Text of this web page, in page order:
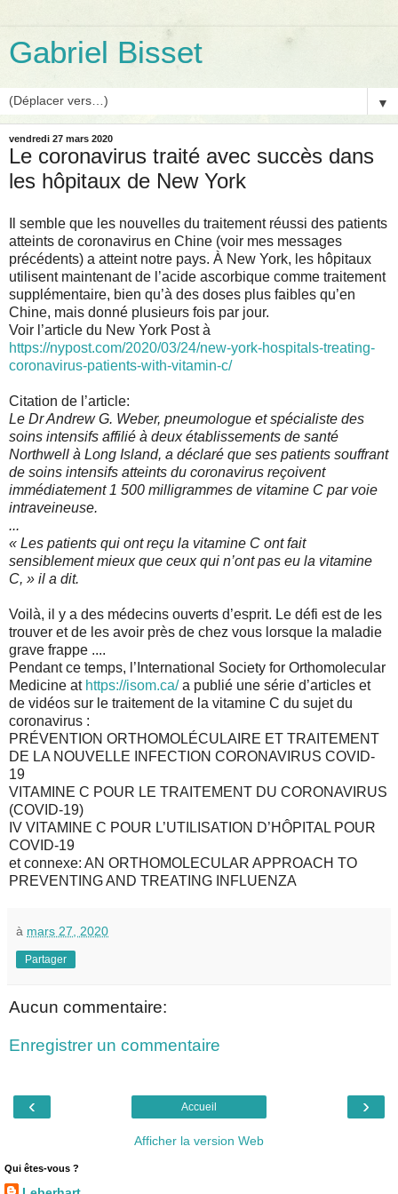
Gabriel Bisset
▼
vendredi 27 mars 2020
Le coronavirus traité avec succès dans
les hôpitaux de New York
Il semble que les nouvelles du traitement réussi des patients
atteints de coronavirus en Chine (voir mes messages
précédents) a atteint notre pays. À New York, les hôpitaux
utilisent maintenant de l’acide ascorbique comme traitement
supplémentaire, bien qu’à des doses plus faibles qu’en
Chine, mais donné plusieurs fois par jour.
Voir l’article du New York Post à
https://nypost.com/2020/03/24/new-york-hospitals-treating-
coronavirus-patients-with-vitamin-c/
Citation de l’article:
Le Dr Andrew G. Weber, pneumologue et spécialiste des
soins intensifs affilié à deux établissements de santé
Northwell à Long Island, a déclaré que ses patients souffrant
de soins intensifs atteints du coronavirus reçoivent
immédiatement 1 500 milligrammes de vitamine C par voie
intraveineuse.
...
« Les patients qui ont reçu la vitamine C ont fait
sensiblement mieux que ceux qui n’ont pas eu la vitamine
C, » il a dit.
Voilà, il y a des médecins ouverts d’esprit. Le défi est de les
trouver et de les avoir près de chez vous lorsque la maladie
grave frappe ....
Pendant ce temps, l’International Society for Orthomolecular
Medicine at https://isom.ca/a publié une série d’articles et
de vidéos sur le traitement de la vitamine C du sujet du
coronavirus :
PRÉVENTION ORTHOMOLÉCULAIRE ET TRAITEMENT
DE LA NOUVELLE INFECTION CORONAVIRUS COVID-
19
VITAMINE C POUR LE TRAITEMENT DU CORONAVIRUS
(COVID-19)
IV VITAMINE C POUR L’UTILISATION D’HÔPITAL POUR
COVID-19
et connexe: AN ORTHOMOLECULAR APPROACH TO
PREVENTING AND TREATING INFLUENZA
à mars 27, 2020
Partager
Aucun commentaire:
Enregistrer un commentaire
‹ ›
Accueil
Afficher la version Web
Qui êtes-vous ?